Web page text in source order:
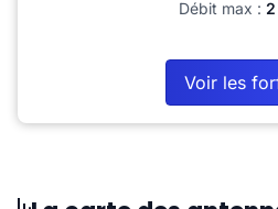
Débit max :
Voir les